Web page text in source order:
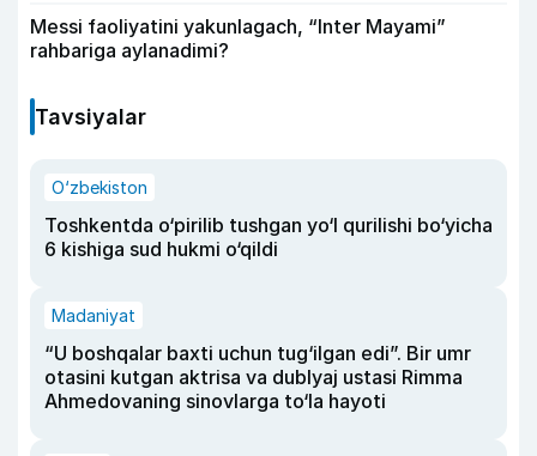
Messi faoliyatini yakunlagach, “Inter Mayami”
rahbariga aylanadimi?
Tavsiyalar
O‘zbekiston
Toshkentda o‘pirilib tushgan yo‘l qurilishi bo‘yicha
6 kishiga sud hukmi o‘qildi
Madaniyat
“U boshqalar baxti uchun tug‘ilgan edi”. Bir umr
otasini kutgan aktrisa va dublyaj ustasi Rimma
Ahmedovaning sinovlarga to‘la hayoti